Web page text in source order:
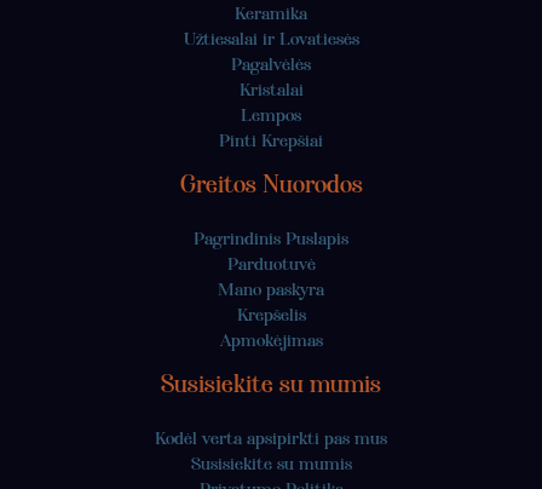
Keramika
Užtiesalai ir Lovatiesės
Pagalvėlės
Kristalai
Lempos
Pinti Krepšiai
Greitos Nuorodos
Pagrindinis Puslapis
Parduotuvė
Mano paskyra
Krepšelis
Apmokėjimas
Susisiekite su mumis
Kodėl verta apsipirkti pas mus
Susisiekite su mumis